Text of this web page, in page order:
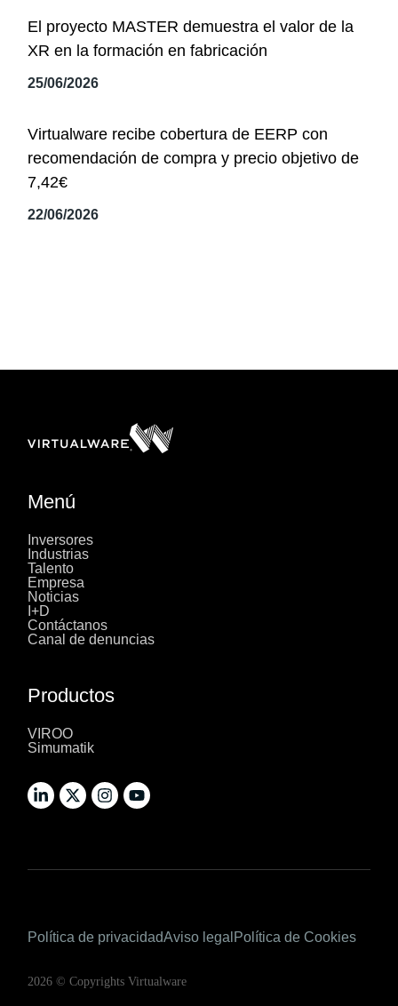
El proyecto MASTER demuestra el valor de la
XR en la formación en fabricación
25/06/2026
Virtualware recibe cobertura de EERP con
recomendación de compra y precio objetivo de
7,42€
22/06/2026
Menú
Inversores
Industrias
Talento
Empresa
Noticias
I+D
Contáctanos
Canal de denuncias
Productos
VIROO
Simumatik
2026 © Copyrights Virtualware
Política de privacidadAviso legal Política de Cookies